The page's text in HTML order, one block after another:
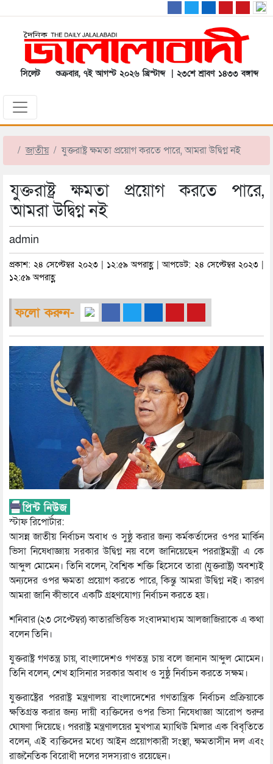
সিলেট শুক্রবার, ৭ই আগস্ট ২০২৬ খ্রিস্টাব্দ | ২৩শে শ্রাবণ ১৪৩৩ বঙ্গাব্দ
জাতীয় যুক্তরাষ্ট্র ক্ষমতা প্রয়োগ করতে পারে, আমরা উদ্বিগ্ন নই
যুক্তরাষ্ট্র ক্ষমতা প্রয়োগ করতে পারে,
আমরা উদ্বিগ্ন নই
admin
প্রকাশ: ২৪ সেপ্টেম্বর ২০২৩ | ১২:৫৯ অপরাহ্ণ | আপডেট: ২৪ সেপ্টেম্বর ২০২৩ |
১২:৫৯ অপরাহ্ণ
ফলো করুন-
স্টাফ রিপোর্টার:
আসন্ন জাতীয় নির্বাচন অবাধ ও সুষ্ঠু করার জন্য কর্মকর্তাদের ওপর মার্কিন
ভিসা নিষেধাজ্ঞায় সরকার উদ্বিগ্ন নয় বলে জানিয়েছেন পররাষ্ট্রমন্ত্রী এ কে
আব্দুল মোমেন। তিনি বলেন, বৈশ্বিক শক্তি হিসেবে তারা (যুক্তরাষ্ট্র) অবশ্যই
অন্যদের ওপর ক্ষমতা প্রয়োগ করতে পারে, কিন্তু আমরা উদ্বিগ্ন নই। কারণ
আমরা জানি কীভাবে একটি গ্রহণযোগ্য নির্বাচন করতে হয়।
শনিবার (২৩ সেপ্টেম্বর) কাতারভিত্তিক সংবাদমাধ্যম আলজাজিরাকে এ কথা
বলেন তিনি।
যুক্তরাষ্ট্র গণতন্ত্র চায়, বাংলাদেশও গণতন্ত্র চায় বলে জানান আব্দুল মোমেন।
তিনি বলেন, শেখ হাসিনার সরকার অবাধ ও সুষ্ঠু নির্বাচন করতে সক্ষম।
যুক্তরাষ্ট্রের পররাষ্ট্র মন্ত্রণালয় বাংলাদেশের গণতান্ত্রিক নির্বাচন প্রক্রিয়াকে
ক্ষতিগ্রস্ত করার জন্য দায়ী ব্যক্তিদের ওপর ভিসা নিষেধাজ্ঞা আরোপ শুরুর
ঘোষণা দিয়েছে। পররাষ্ট্র মন্ত্রণালয়ের মুখপাত্র ম্যাথিউ মিলার এক বিবৃতিতে
বলেন, এই ব্যক্তিদের মধ্যে আইন প্রয়োগকারী সংস্থা, ক্ষমতাসীন দল এবং
রাজনৈতিক বিরোধী দলের সদস্যরাও রয়েছেন।